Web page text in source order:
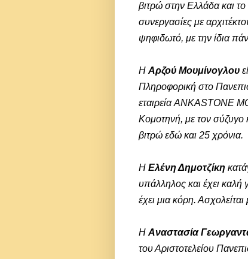
βιτρώ στην Ελλάδα και
συνεργασίες με
ψηφιδωτό, με την ίδια
Η Αρζού Μουμίνογλου
Πληροφορική στο
εταιρεία ANKASTONE
Κομοτηνή, με τον σύζυγο
βιτρώ εδώ και 25 χρόνια.
Η Ελένη Δημοτζίκη
υπάλληλος και έχει καλή
έχει μια κόρη. Ασχολείται
Η Αναστασία
του Αριστοτελείου